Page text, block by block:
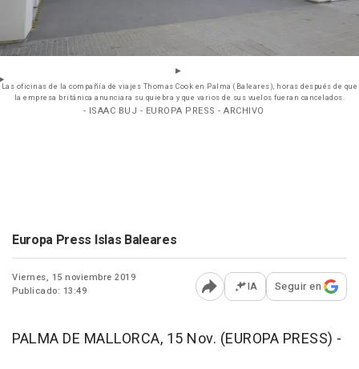
Las oficinas de la compañía de viajes Thomas Cook en Palma (Baleares), horas después de que
la empresa británica anunciara su quiebra y que varios de sus vuelos fueran cancelados.
- ISAAC BUJ - EUROPA PRESS - ARCHIVO
Europa Press Islas Baleares
Viernes, 15 noviembre 2019
Publicado: 13:49
Abrir opciones para
IA Seguir en
PALMA DE MALLORCA, 15 Nov. (EUROPA PRESS) -